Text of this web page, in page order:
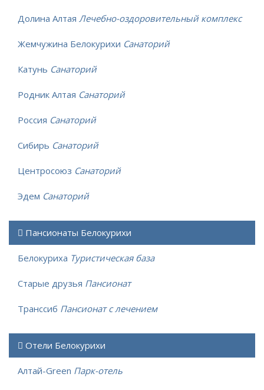
Долина Алтая Лечебно-оздоровительный комплекс
Жемчужина Белокурихи Санаторий
Катунь Санаторий
Родник Алтая Санаторий
Россия Санаторий
Сибирь Санаторий
Центросоюз Санаторий
Эдем Санаторий
Пансионаты Белокурихи
Белокуриха Туристическая база
Старые друзья Пансионат
Транссиб Пансионат с лечением
Отели Белокурихи
Алтай-Green Парк-отель